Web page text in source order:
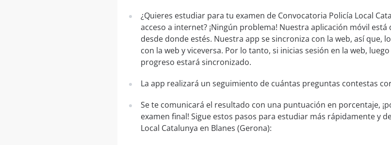
¿Quieres estudiar para tu examen de Convocatoria Policía Local
acceso a internet? ¡Ningún problema! Nuestra aplicación móvil
desde donde estés. Nuestra app se sincroniza con la web, así que,
con la web y viceversa. Por lo tanto, si inicias sesión en la web,
progreso estará sincronizado.
La app realizará un seguimiento de cuántas preguntas contestas
Se te comunicará el resultado con una puntuación en porcentaje,
examen final! Sigue estos pasos para estudiar más rápidamente y
Local Catalunya en Blanes (Gerona):